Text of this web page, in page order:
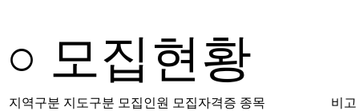
○ 모집현황
지역구분 지도구분 모집인원 모집자격증 종목 비고